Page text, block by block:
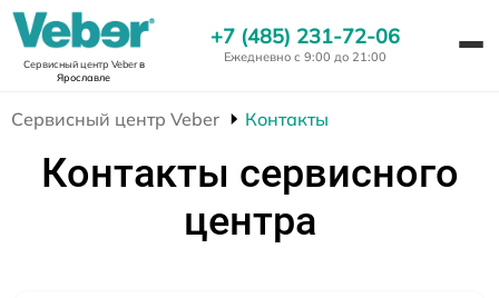
Сервисный центр Veberв
Ярославле
+7 (485) 231-72-06
Ежедневно с 9:00 до 21:00
Сервисный центр Veber Контакты
Контакты сервисного
центра